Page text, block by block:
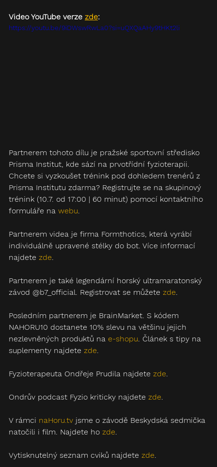
Video YouTube verze zde:
https://youtu.be/9iDWswRwLa0?si=uQXQaAHy9tHKt2li
Partnerem tohoto dílu je pražské sportovní středisko
Prisma Institut, kde sází na prvotřídní fyzioterapii.
Chcete si vyzkoušet trénink pod dohledem trenérů z
Prisma Institutu zdarma? Registrujte se na skupinový
trénink (10.7. od 17:00 | 60 minut) pomocí kontaktního
formuláře na webu
Partnerem videa je firma Formthotics, která vyrábí
individuálně upravené stélky do bot. Více informací
najdete zde
Partnerem je také legendární horský ultramaratonský
závod @b7_official. Registrovat se můžete zde
Posledním partnerem je BrainMarket. S kódem
NAHORU10 dostanete 10% slevu na většinu jejich
nezlevněných produktů na e-shopu . Článek s tipy na
suplementy najdete zde
Fyzioterapeuta Ondřeje Prudila najdete zde
Ondrův podcast Fyzio kriticky najdete zde
V rámci naHoru.tv jsme o závodě Beskydská sedmička
natočili i film. Najdete ho zde
Vytisknutelný seznam cviků najdete zde